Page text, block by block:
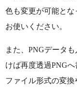
色も変更が可能と
お使いください。
また、PNGデータ
けば再度透過PNG
ファイル形式の変換